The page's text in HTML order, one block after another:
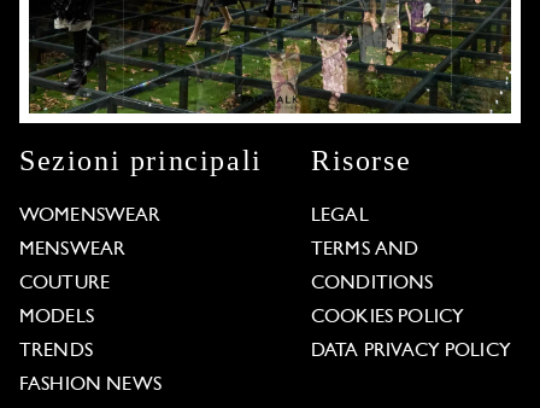
Sezioni principali
WOMENSWEAR
MENSWEAR
COUTURE
MODELS
TRENDS
FASHION NEWS
Risorse
LEGAL
TERMS AND
CONDITIONS
COOKIES POLICY
DATA PRIVACY POLICY